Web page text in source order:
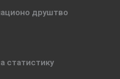
друштво
статистику